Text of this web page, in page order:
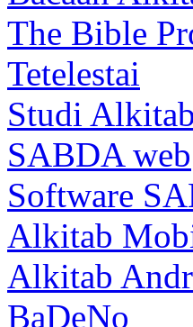
The Bible
Tetelestai
Studi
SABDA web
Software
Alkitab
Alkitab
BaDeNo